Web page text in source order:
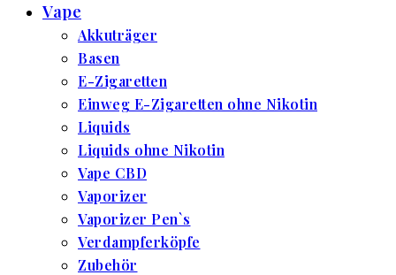
Vape
Akkuträger
Basen
E-Zigaretten
Einweg E-Zigaretten ohne Nikotin
Liquids
Liquids ohne Nikotin
Vape CBD
Vaporizer
Vaporizer Pen`s
Verdampferköpfe
Zubehör